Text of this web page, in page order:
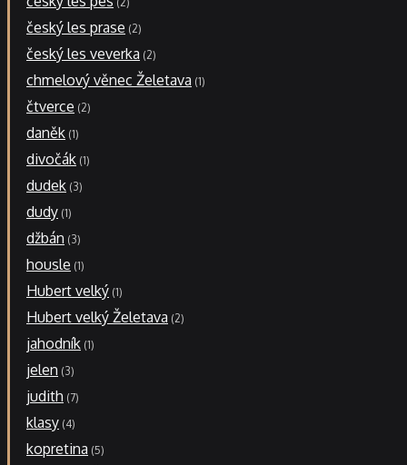
český les prase 2
český les veverka 2
chmelový věnec Želetava 1
čtverce 2
daněk 1
divočák 1
dudek 3
dudy 1
džbán 3
housle 1
Hubert velký 1
Hubert velký Želetava 2
jahodník 1
jelen 3
judith 7
klasy 4
kopretina 5